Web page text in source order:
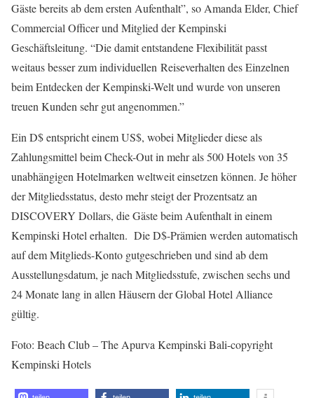
Gäste bereits ab dem ersten Aufenthalt”, so Amanda Elder, Chief
Commercial Officer und Mitglied der Kempinski
Geschäftsleitung. “Die damit entstandene Flexibilität passt
weitaus besser zum individuellen Reiseverhalten des Einzelnen
beim Entdecken der Kempinski-Welt und wurde von unseren
treuen Kunden sehr gut angenommen.”
Ein D$ entspricht einem US$, wobei Mitglieder diese als
Zahlungsmittel beim Check-Out in mehr als 500 Hotels von 35
unabhängigen Hotelmarken weltweit einsetzen können. Je höher
der Mitgliedsstatus, desto mehr steigt der Prozentsatz an
DISCOVERY Dollars, die Gäste beim Aufenthalt in einem
Kempinski Hotel erhalten. Die D$-Prämien werden automatisch
auf dem Mitglieds-Konto gutgeschrieben und sind ab dem
Ausstellungsdatum, je nach Mitgliedsstufe, zwischen sechs und
24 Monate lang in allen Häusern der Global Hotel Alliance
gültig.
Foto: Beach Club – The Apurva Kempinski Bali-copyright
Kempinski Hotels